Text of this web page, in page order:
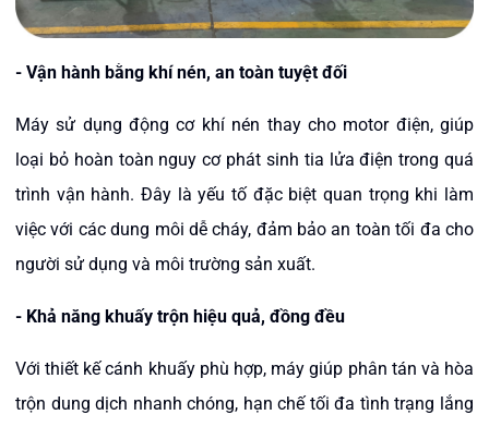
- Vận hành bằng khí nén, an toàn tuyệt đối
Máy sử dụng động cơ khí nén thay cho motor điện, giúp
loại bỏ hoàn toàn nguy cơ phát sinh tia lửa điện trong quá
trình vận hành. Đây là yếu tố đặc biệt quan trọng khi làm
việc với các dung môi dễ cháy, đảm bảo an toàn tối đa cho
người sử dụng và môi trường sản xuất.
- Khả năng khuấy trộn hiệu quả, đồng đều
Với thiết kế cánh khuấy phù hợp, máy giúp phân tán và hòa
trộn dung dịch nhanh chóng, hạn chế tối đa tình trạng lắng